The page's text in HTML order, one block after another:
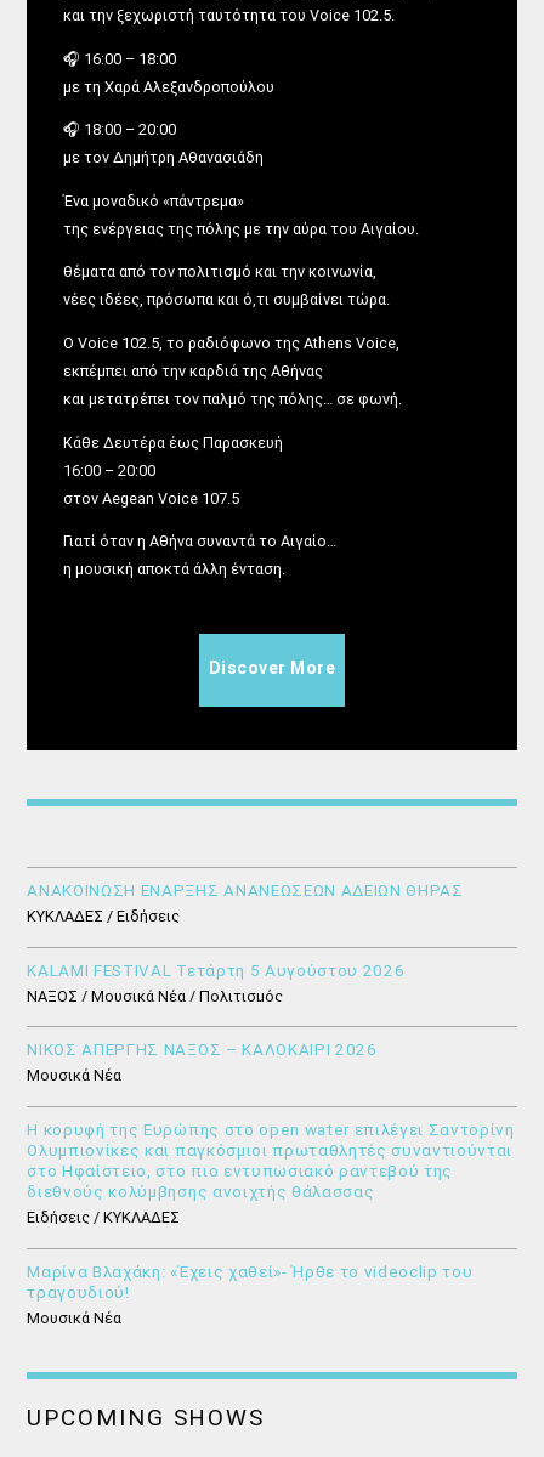
και την ξεχωριστή ταυτότητα του Voice 102.5.
🎧 16:00 – 18:00
με τη Χαρά Αλεξανδροπούλου
🎧 18:00 – 20:00
με τον Δημήτρη Αθανασιάδη
Ένα μοναδικό «πάντρεμα»
της ενέργειας της πόλης με την αύρα του Αιγαίου.
θέματα από τον πολιτισμό και την κοινωνία,
νέες ιδέες, πρόσωπα και ό,τι συμβαίνει τώρα.
Ο Voice 102.5, το ραδιόφωνο της Athens Voice,
εκπέμπει από την καρδιά της Αθήνας
και μετατρέπει τον παλμό της πόλης… σε φωνή.
Κάθε Δευτέρα έως Παρασκευή
16:00 – 20:00
στον Aegean Voice 107.5
Γιατί όταν η Αθήνα συναντά το Αιγαίο…
η μουσική αποκτά άλλη ένταση.
Discover More
ΑΝΑΚΟΙΝΩΣΗ ΕΝΑΡΞΗΣ ΑΝΑΝΕΩΣΕΩΝ ΑΔΕΙΩΝ ΘΗΡΑΣ
ΚΥΚΛΑΔΕΣ / Ειδήσεις
KALAMI FESTIVAL Τετάρτη 5 Αυγούστου 2026
ΝΑΞΟΣ / Μουσικά Νέα / Πολιτισμός
ΝΙΚΟΣ ΑΠΕΡΓΗΣ ΝΑΞΟΣ – ΚΑΛΟΚΑΙΡΙ 2026
Μουσικά Νέα
Η κορυφή της Ευρώπης στο open water επιλέγει Σαντορίνη
Ολυμπιονίκες και παγκόσμιοι πρωταθλητές συναντιούνται
στο Ηφαίστειο, στο πιο εντυπωσιακό ραντεβού της
διεθνούς κολύμβησης ανοιχτής θάλασσας
Ειδήσεις / ΚΥΚΛΑΔΕΣ
Μαρίνα Βλαχάκη: «Έχεις χαθεί»- Ήρθε το videoclip του
τραγουδιού!
Μουσικά Νέα
UPCOMING SHOWS